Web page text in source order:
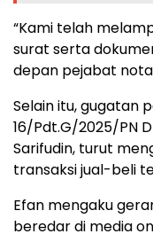
“Kami telah
surat serta
depan pejabat
Selain itu, gugatan
16/Pdt.G/2025/PN
Sarifudin, turut
transaksi jual-beli
Efan mengaku
beredar di media